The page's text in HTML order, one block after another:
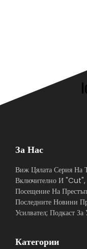
За Нас
Виж Цялата Серия На
Включително И
Посещение На
Последните Новини
Усилвател; Подкаст
Категории